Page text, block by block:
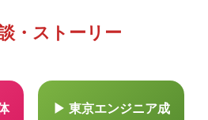
・ストーリー
▶ 東京エンジニア成